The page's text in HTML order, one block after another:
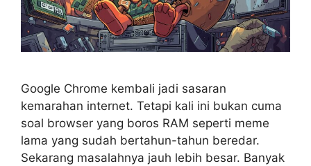
Google Chrome kembali jadi sasaran
kemarahan internet. Tetapi kali ini bukan cuma
soal browser yang boros RAM seperti meme
lama yang sudah bertahun-tahun beredar.
Sekarang masalahnya jauh lebih besar. Banyak